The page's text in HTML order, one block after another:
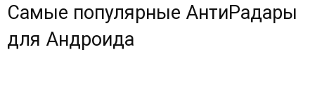
Самые популярные АнтиРадары
для Андроида